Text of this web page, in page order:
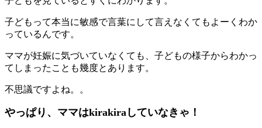
子どもって本当に敏感で言葉にして言えなくてもよーくわか
っているんです。
ママが妊娠に気づいていなくても、子どもの様子からわかっ
てしまったことも幾度とあります。
不思議ですよね。。
やっぱり、ママはkirakiraしていなきゃ！